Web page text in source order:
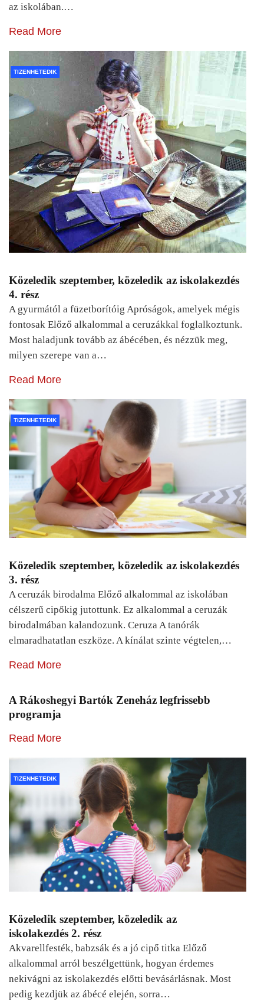
az iskolában.…
Read More
TIZENHETEDIK
Közeledik szeptember, közeledik az iskolakezdés
4. rész
A gyurmától a füzetborítóig Apróságok, amelyek mégis
fontosak Előző alkalommal a ceruzákkal foglalkoztunk.
Most haladjunk tovább az ábécében, és nézzük meg,
milyen szerepe van a…
Read More
TIZENHETEDIK
Közeledik szeptember, közeledik az iskolakezdés
3. rész
A ceruzák birodalma Előző alkalommal az iskolában
célszerű cipőkig jutottunk. Ez alkalommal a ceruzák
birodalmában kalandozunk. Ceruza A tanórák
elmaradhatatlan eszköze. A kínálat szinte végtelen,…
Read More
A Rákoshegyi Bartók Zeneház legfrissebb
programja
Read More
TIZENHETEDIK
Közeledik szeptember, közeledik az
iskolakezdés 2. rész
Akvarellfesték, babzsák és a jó cipő titka Előző
alkalommal arról beszélgettünk, hogyan érdemes
nekivágni az iskolakezdés előtti bevásárlásnak. Most
pedig kezdjük az ábécé elején, sorra…